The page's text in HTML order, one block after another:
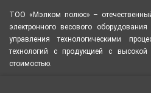
ТОО «Мэлком полюс» –
электронного весового
управления технологическими
технологий с продукцией с высокой
стоимостью.